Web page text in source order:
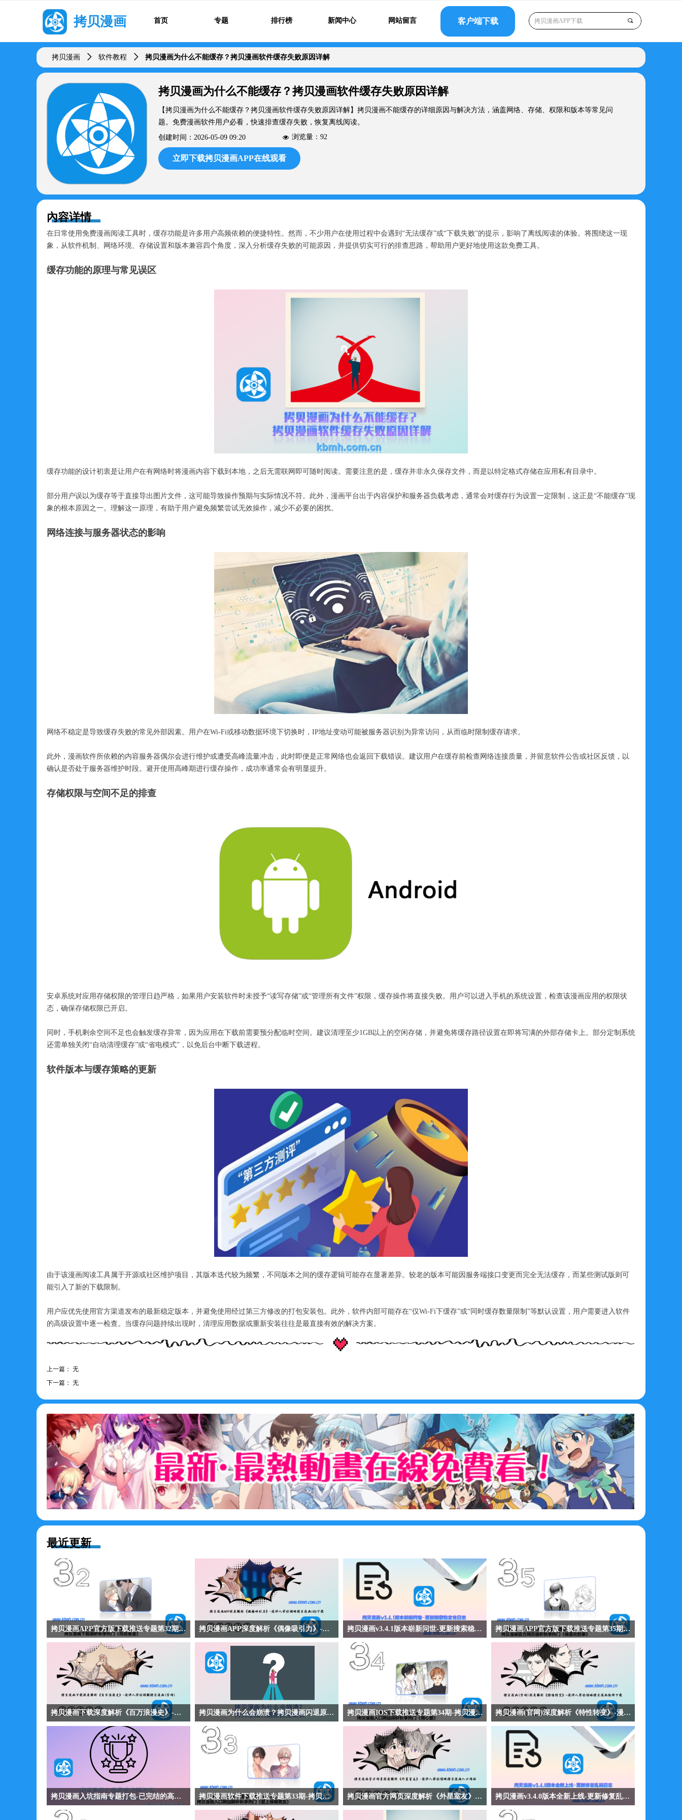
拷贝漫画 首页 专题 排行榜 新闻中心 网站留言 客户端下载 끠
在日常使用免费漫画阅读工具时，缓存功能是许多用户高频依赖的便捷特性。然而，不少用户在使用过程中会遇到“无法缓存”或“下载失败”的提示，影响了离线阅读的体验。将围绕这一现
象，从软件机制、网络环境、存储设置和版本兼容四个角度，深入分析缓存失败的可能原因，并提供切实可行的排查思路，帮助用户更好地使用这款免费工具。
缓存功能的原理与常见误区
缓存功能的设计初衷是让用户在有网络时将漫画内容下载到本地，之后无需联网即可随时阅读。需要注意的是，缓存并非永久保存文件，而是以特定格式存储在应用私有目录中。
部分用户误以为缓存等于直接导出图片文件，这可能导致操作预期与实际情况不符。此外，漫画平台出于内容保护和服务器负载考虑，通常会对缓存行为设置一定限制，这正是“不能缓存”现
象的根本原因之一。理解这一原理，有助于用户避免频繁尝试无效操作，减少不必要的困扰。
网络连接与服务器状态的影响
网络不稳定是导致缓存失败的常见外部因素。用户在Wi-Fi或移动数据环境下切换时，IP地址变动可能被服务器识别为异常访问，从而临时限制缓存请求。
此外，漫画软件所依赖的内容服务器偶尔会进行维护或遭受高峰流量冲击，此时即便是正常网络也会返回下载错误。建议用户在缓存前检查网络连接质量，并留意软件公告或社区反馈，以
确认是否处于服务器维护时段。避开使用高峰期进行缓存操作，成功率通常会有明显提升。
存储权限与空间不足的排查
安卓系统对应用存储权限的管理日趋严格，如果用户安装软件时未授予“读写存储”或“管理所有文件”权限，缓存操作将直接失败。用户可以进入手机的系统设置，检查该漫画应用的权限状
态，确保存储权限已开启。
同时，手机剩余空间不足也会触发缓存异常，因为应用在下载前需要预分配临时空间。建议清理至少1GB以上的空闲存储，并避免将缓存路径设置在即将写满的外部存储卡上。部分定制系统
还需单独关闭“自动清理缓存”或“省电模式”，以免后台中断下载进程。
软件版本与缓存策略的更新
由于该漫画阅读工具属于开源或社区维护项目，其版本迭代较为频繁，不同版本之间的缓存逻辑可能存在显著差异。较老的版本可能因服务端接口变更而完全无法缓存，而某些测试版则可
能引入了新的下载限制。
用户应优先使用官方渠道发布的最新稳定版本，并避免使用经过第三方修改的打包安装包。此外，软件内部可能存在“仅Wi-Fi下缓存”或“同时缓存数量限制”等默认设置，用户需要进入软件
的高级设置中逐一检查。当缓存问题持续出现时，清理应用数据或重新安装往往是最直接有效的解决方案。
內容详情
上一篇： 无
下一篇： 无
拷贝漫画为什么不能缓存？拷贝漫画软件缓存失败原因详解
【拷贝漫画为什么不能缓存？拷贝漫画软件缓存失败原因详解】拷贝漫画不能缓存的详细原因与解决方法，涵盖网络、存储、权限和版本等常见问
题。免费漫画软件用户必看，快速排查缓存失败，恢复离线阅读。
创建时间： 2026-05-09 09:20 넶 浏览量： 92
立即下载拷贝漫画APP在线观看
拷贝漫画 ꄲ 软件教程 ꄲ 拷贝漫画为什么不能缓存？拷贝漫画软件缓存失败原因详解
最近更新
拷贝漫画APP官方版下载推送专题第32期-拷贝漫画下载细析秋季热门《危险重逢》
【拷贝漫画APP官方版下载推送专题第32期-拷贝漫
画下载细析秋季热门《危险重逢》】拷贝漫画下载
细析都市职场爱情漫画《危险重逢》讲述车秀敏与
新来的组长朴道贤针锋相对，却发现对方竟是五年
前不告而别的前任。作品生动描绘职场博弈与旧情
复燃的精彩过程，看两人如何在误会与试探中重新
靠近。
拷贝漫画APP深度解析《偶像吸引力》-漫评人带你领略拷贝漫画IOS下载
【拷贝漫画APP深度解析《偶像吸引力》-漫评人带
你领略拷贝漫画IOS下载】拷贝漫画APP深度解析
都市情感漫画《偶像吸引力》讲述前偶像歌手世勋
在女儿社交软件上被一位少女吸引，由此引发对过
往与现在的深刻思考。作品细腻描绘中年人的内心
世界，探讨梦想、责任与心动的边界。
拷贝漫画v3.4.1版本崭新问世-更新搜索稳定性日志
【拷贝漫画v3.4.1版本崭新问世-更新搜索稳定性日
志】拷贝漫画v3.4.1新版发布！修复双页模式滑动
错位，订阅同步支持合并或覆盖，下载列表可按文
件大小排序，优化旧系统图片搜索稳定性。拷贝漫
画APP官方版下载后即可体验更流畅的阅读与管理
功能。拷贝漫画下载请认准官方渠道，享受稳定更
新的漫画阅读工具。
拷贝漫画APP官方版下载推送专题第35期-拷贝漫画官方网页细析秋季热门《做喜欢的事》
【拷贝漫画APP官方版下载推送专题第35期-拷贝漫
画官方网页细析秋季热门《做喜欢的事》】拷贝漫
画APP官方版下载推送恋爱漫画《做喜欢的事》讲
述安田与上川博之这对恋人在珍惜与勇气之间找到
平衡，最终实现身心合一的热烈爱情故事。作品细
腻描绘亲密关系中的成长与突破，展现真爱需要勇
气与信任的深刻主题。
拷贝漫画下载深度解析《百万浪漫史》-漫评人带你剖解拷贝漫画(官网)
【拷贝漫画下载深度解析《百万浪漫史》-漫评人
带你剖解拷贝漫画(官网)】拷贝漫画下载深度解析
都市爱情漫画《百万浪漫史》讲述主角因一笔特殊
的“一百万”而开启奇妙缘分的故事。作品探讨金钱
与幸福的真谛，展现平凡生活中的不平凡浪漫，温
暖治愈，引人深思。
拷贝漫画为什么会崩溃？拷贝漫画闪退原因全解析
【拷贝漫画为什么会崩溃？拷贝漫画闪退原因全解
析】拷贝漫画崩溃闪退的原因分析及解决方法，从
版本兼容性、设备资源、网络异常和缓存冲突四个
角度详细讲解。免费漫画用户必看，帮助快速定位
问题并恢复顺畅阅读。
拷贝漫画IOS下载推送专题第34期-拷贝漫画入口网站探析秋季热门《用心爱》
【拷贝漫画IOS下载推送专题第34期-拷贝漫画入口
网站探析秋季热门《用心爱》】拷贝漫画入口网站
探析都市爱情漫画《用心爱》讲述博美犬老师暗恋
对象求婚失败后，在醉酒意外中两人关系发生转变
的甜蜜故事。这部作品细腻描绘从暗恋到勇敢追爱
的心路历程，温暖治愈，值得期待。
拷贝漫画(官网)深度解析《特性转变》-漫评人带你领略拷贝漫画软件下载
【拷贝漫画(官网)深度解析《特性转变》-漫评人带
你领略拷贝漫画软件下载】拷贝漫画(官网)深度解
析都市情感漫画《特性转变》讲述李河镇十年后重
逢昔日同伴，对方已成为大公司总裁，两人在商业
与情感的交织中重新审视过往的动人故事。作品深
刻探讨成长、遗憾与重逢，展现成年人在现实与初
心间的艰难抉择。
拷贝漫画入坑指南专题打包-已完结的高分冷门漫画
【拷贝漫画入坑指南专题打包-已完结的高分冷门
拷贝漫画软件下载推送专题第33期-拷贝漫画入口网站解析秋季热门《爱上保镖男友》
【拷贝漫画软件下载推送专题第33期-拷贝漫画入
拷贝漫画官方网页深度解析《外星室友》-漫评人带你领略拷贝漫画入口网站
【拷贝漫画官方网页深度解析《外星室友》-漫评
拷贝漫画v3.4.0版本全新上线-更新修复乱码日志
【拷贝漫画v3.4.0版本全新上线-更新修复乱码日